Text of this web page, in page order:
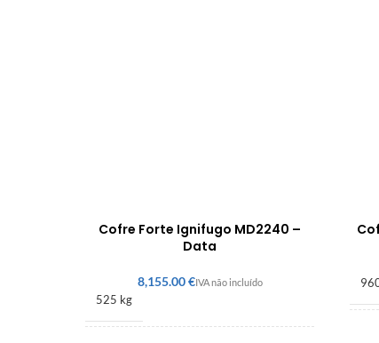
Cofre Forte Ignifugo MD2240 –
Data
€
525 kg